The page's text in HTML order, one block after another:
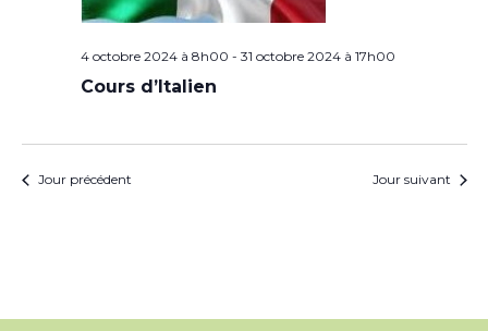
4 octobre 2024 à 8h00 - 31 octobre 2024 à 17h00
Cours d’Italien
Jour précédent Jour suivant